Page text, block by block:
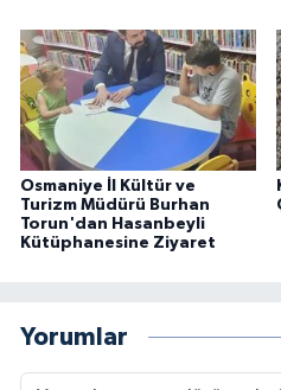
Osmaniye İl Kültür ve
Turizm Müdürü Burhan
Torun'dan Hasanbeyli
Kütüphanesine Ziyaret
Yorumlar